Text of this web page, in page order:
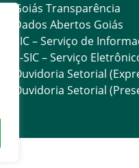
Goiás Transparência
Dados Abertos Goiás
SIC – Serviço de
e-SIC – Serviço
Ouvidoria Setorial
Ouvidoria Setorial